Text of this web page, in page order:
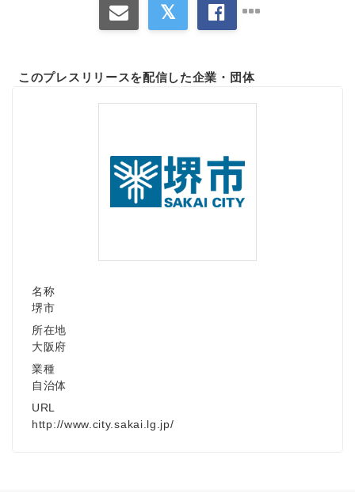
このプレスリリースを配信した企業・団体
名称
堺市
所在地
大阪府
業種
自治体
URL
http://www.city.sakai.lg.jp/